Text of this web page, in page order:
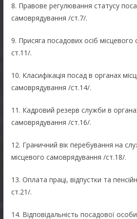
8. Правове регулювання статусу
самоврядування /ст.7/.
9. Присяга посадових осіб
ст.11/.
10. Класифікація посад в органах
самоврядування /ст.14/.
11. Кадровий резерв служби в
самоврядування /ст.16/.
12. Граничний вік перебування на
місцевого самоврядування /ст.18/.
13. Оплата праці, відпустки та
ст.21/.
14. Відповідальність посадової